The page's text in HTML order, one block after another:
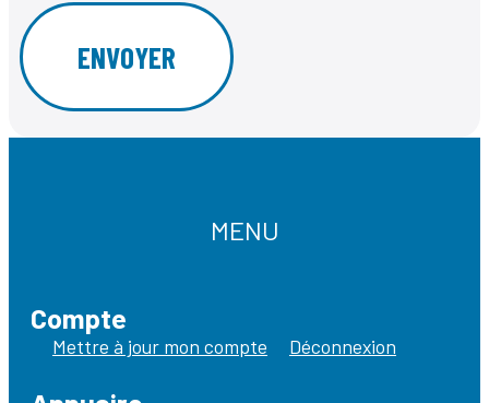
MENU
Compte
Mettre à jour mon compte Déconnexion